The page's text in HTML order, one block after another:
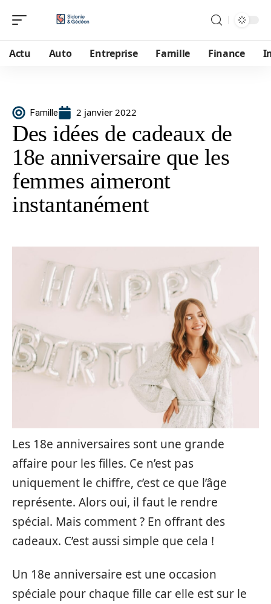
Actu Auto Entreprise Famille Finance
Famille 2 janvier 2022
Des idées de cadeaux de
18e anniversaire que les
femmes aimeront
instantanément
Les 18e anniversaires sont une grande
affaire pour les filles. Ce n’est pas
uniquement le chiffre, c’est ce que l’âge
représente. Alors oui, il faut le rendre
spécial. Mais comment ? En offrant des
cadeaux. C’est aussi simple que cela !
Un 18e anniversaire est une occasion
spéciale pour chaque fille car elle est sur le